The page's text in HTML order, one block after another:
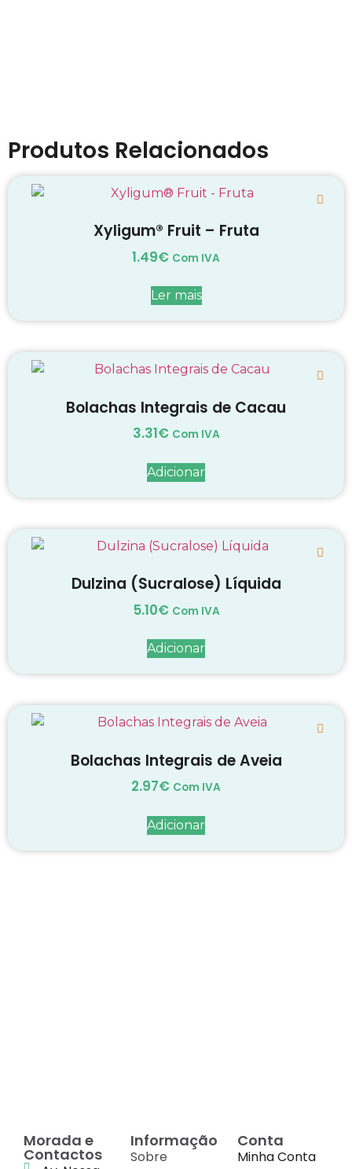
Produtos Relacionados
Xyligum® Fruit – Fruta
1.49€ Com IVA
Ler mais
Bolachas Integrais de Cacau
3.31€ Com IVA
Adicionar
Dulzina (Sucralose) Líquida
5.10€ Com IVA
Adicionar
Bolachas Integrais de Aveia
2.97€ Com IVA
Adicionar
Morada e
Contactos
Informação
Sobre
Conta
Minha Conta